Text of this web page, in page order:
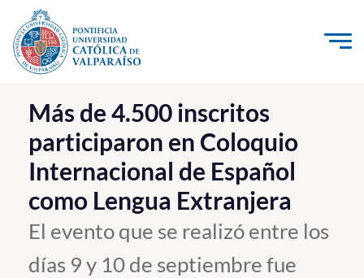
Click acá para ir directamente al contenido
La Universidad
Investigación, Creación e Innovación
PUCV Internacional
Vinculación con el Medio
Admisión
Más de 4.500 inscritos
participaron en Coloquio
Internacional de Español
como Lengua Extranjera
El evento que se realizó entre los
días 9 y 10 de septiembre fue